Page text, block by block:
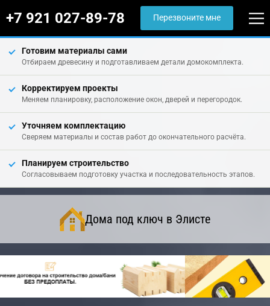
+7 921 027-89-78 Перезвоните мне
Готовим материалы сами
Отбираем древесину и подготавливаем детали домокомплекта.
Корректируем проекты
Меняем планировку, расположение окон, дверей и перегородок.
Уточняем комплектацию
Сверяем материалы и состав работ до окончательного расчёта.
Планируем строительство
Согласовываем подготовку участка и последовательность этапов.
Дома под ключ в Элисте